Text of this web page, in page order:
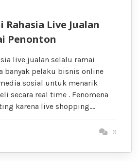
Live Jualan
Penonton
live jualan selalu ramai
banyak pelaku bisnis online
sosial untuk menarik
secara real time . Fenomena
karena live shopping….
0